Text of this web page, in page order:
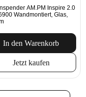
AM.PM Inspire 2.0
Wandmontiert, Glas,
In den Warenkorb
Jetzt kaufen